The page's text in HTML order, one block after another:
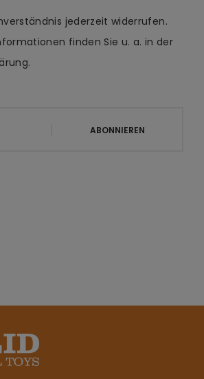
jederzeit widerrufen.
finden Sie u. a. in der
ABONNIEREN